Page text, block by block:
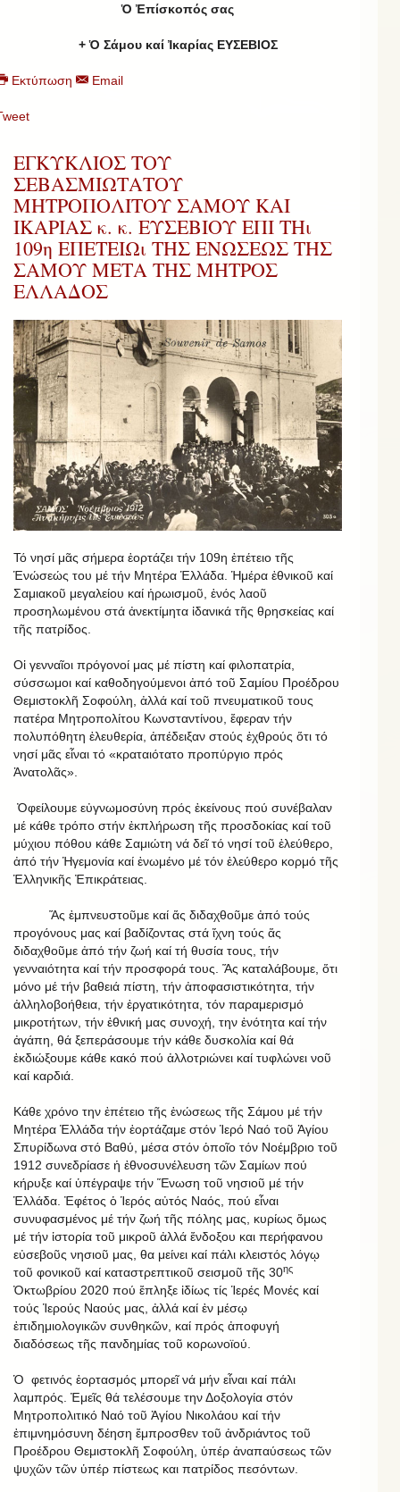
Ὁ Ἐπίσκοπός σας
+ Ὁ Σάμου καί Ἰκαρίας ΕΥΣΕΒΙΟΣ
Εκτύπωση Email
ΕΓΚΥΚΛΙΟΣ ΤΟΥ
ΣΕΒΑΣΜΙΩΤΑΤΟΥ
ΜΗΤΡΟΠΟΛΙΤΟΥ ΣΑΜΟΥ ΚΑΙ
ΙΚΑΡΙΑΣ κ. κ. ΕΥΣΕΒΙΟΥ ΕΠΙ ΤΗι
109η ΕΠΕΤΕΙΩι ΤΗΣ ΕΝΩΣΕΩΣ ΤΗΣ
ΣΑΜΟΥ ΜΕΤΑ ΤΗΣ ΜΗΤΡΟΣ
ΕΛΛΑΔΟΣ
Τό νησί μᾶς σήμερα ἑορτάζει τήν 109η ἐπέτειο τῆς
Ἑνώσεώς του μέ τήν Μητέρα Ἑλλάδα. Ἡμέρα ἐθνικοῦ καί
Σαμιακοῦ μεγαλείου καί ἡρωισμοῦ, ἑνός λαοῦ
προσηλωμένου στά ἀνεκτίμητα ἰδανικά τῆς θρησκείας καί
τῆς πατρίδος.
Οἱ γενναῖοι πρόγονοί μας μέ πίστη καί φιλοπατρία,
σύσσωμοι καί καθοδηγούμενοι ἀπό τοῦ Σαμίου Προέδρου
Θεμιστοκλῆ Σοφούλη, ἀλλά καί τοῦ πνευματικοῦ τους
πατέρα Μητροπολίτου Κωνσταντίνου, ἔφεραν τήν
πολυπόθητη ἐλευθερία, ἀπέδειξαν στούς ἐχθρούς ὅτι τό
νησί μᾶς εἶναι τό «κραταιότατο προπύργιο πρός
Ἀνατολᾶς».
Ὀφείλουμε εὐγνωμοσύνη πρός ἐκείνους πού συνέβαλαν
μέ κάθε τρόπο στήν ἐκπλήρωση τῆς προσδοκίας καί τοῦ
μύχιου πόθου κάθε Σαμιώτη νά δεῖ τό νησί τοῦ ἐλεύθερο,
ἀπό τήν Ἡγεμονία καί ἑνωμένο μέ τόν ἐλεύθερο κορμό τῆς
Ἑλληνικῆς Ἐπικράτειας.
Ἅς ἐμπνευστοῦμε καί ἅς διδαχθοῦμε ἀπό τούς
προγόνους μας καί βαδίζοντας στά ἴχνη τούς ἅς
διδαχθοῦμε ἀπό τήν ζωή καί τή θυσία τους, τήν
γενναιότητα καί τήν προσφορά τους. Ἅς καταλάβουμε, ὅτι
μόνο μέ τήν βαθειά πίστη, τήν ἀποφασιστικότητα, τήν
ἀλληλοβοήθεια, τήν ἐργατικότητα, τόν παραμερισμό
μικροτήτων, τήν ἐθνική μας συνοχή, την ἑνότητα καί τήν
ἀγάπη, θά ξεπεράσουμε τήν κάθε δυσκολία καί θά
ἐκδιώξουμε κάθε κακό πού ἀλλοτριώνει καί τυφλώνει νοῦ
καί καρδιά.
Κάθε χρόνο την ἐπέτειο τῆς ἑνώσεως τῆς Σάμου μέ τήν
Μητέρα Ἑλλάδα τήν ἑορτάζαμε στόν Ἱερό Ναό τοῦ Ἁγίου
Σπυρίδωνα στό Βαθύ, μέσα στόν ὁποῖο τόν Νοέμβριο τοῦ
1912 συνεδρίασε ἡ ἐθνοσυνέλευση τῶν Σαμίων πού
κήρυξε καί ὑπέγραψε τήν Ἕνωση τοῦ νησιοῦ μέ τήν
Ἑλλάδα. Ἐφέτος ὁ Ἱερός αὐτός Ναός, πού εἶναι
συνυφασμένος μέ τήν ζωή τῆς πόλης μας, κυρίως ὅμως
μέ τήν ἱστορία τοῦ μικροῦ ἀλλά ἔνδοξου και περήφανου
εὐσεβοῦς νησιοῦ μας, θα μείνει καί πάλι κλειστός λόγῳ
τοῦ φονικοῦ καί καταστρεπτικοῦ σεισμοῦ τῆς 30ης
Ὀκτωβρίου 2020 πού ἔπληξε ἰδίως τίς Ἱερές Μονές καί
τούς Ἱερούς Ναούς μας, ἀλλά καί ἐν μέσῳ
ἐπιδημιολογικῶν συνθηκῶν, καί πρός ἀποφυγή
διαδόσεως τῆς πανδημίας τοῦ κορωνοϊού.
Ὁ φετινός ἑορτασμός μπορεῖ νά μήν εἶναι καί πάλι
λαμπρός. Ἐμεῖς θά τελέσουμε την Δοξολογία στόν
Μητροπολιτικό Ναό τοῦ Ἁγίου Νικολάου καί τήν
ἐπιμνημόσυνη δέηση ἔμπροσθεν τοῦ ἀνδριάντος τοῦ
Προέδρου Θεμιστοκλῆ Σοφούλη, ὑπέρ ἀναπαύσεως τῶν
ψυχῶν τῶν ὑπέρ πίστεως και πατρίδος πεσόντων.